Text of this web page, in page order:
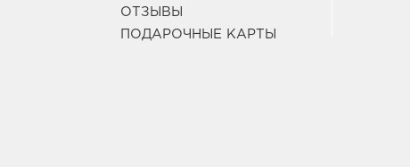
ОТЗЫВЫ
ПОДАРОЧНЫЕ КАРТЫ